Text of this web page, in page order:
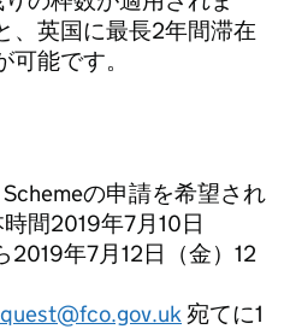
、英国に最長2年間滞在
能です。
の申請を希望され
間2019年7月10日
2019年7月12日（金）12
宛てに1